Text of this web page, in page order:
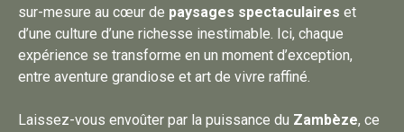
sur-mesure au cœur de paysages spectaculaires et
d’une culture d’une richesse inestimable. Ici, chaque
expérience se transforme en un moment d’exception,
entre aventure grandiose et art de vivre raffiné.
Laissez-vous envoûter par la puissance du Zambèze, ce